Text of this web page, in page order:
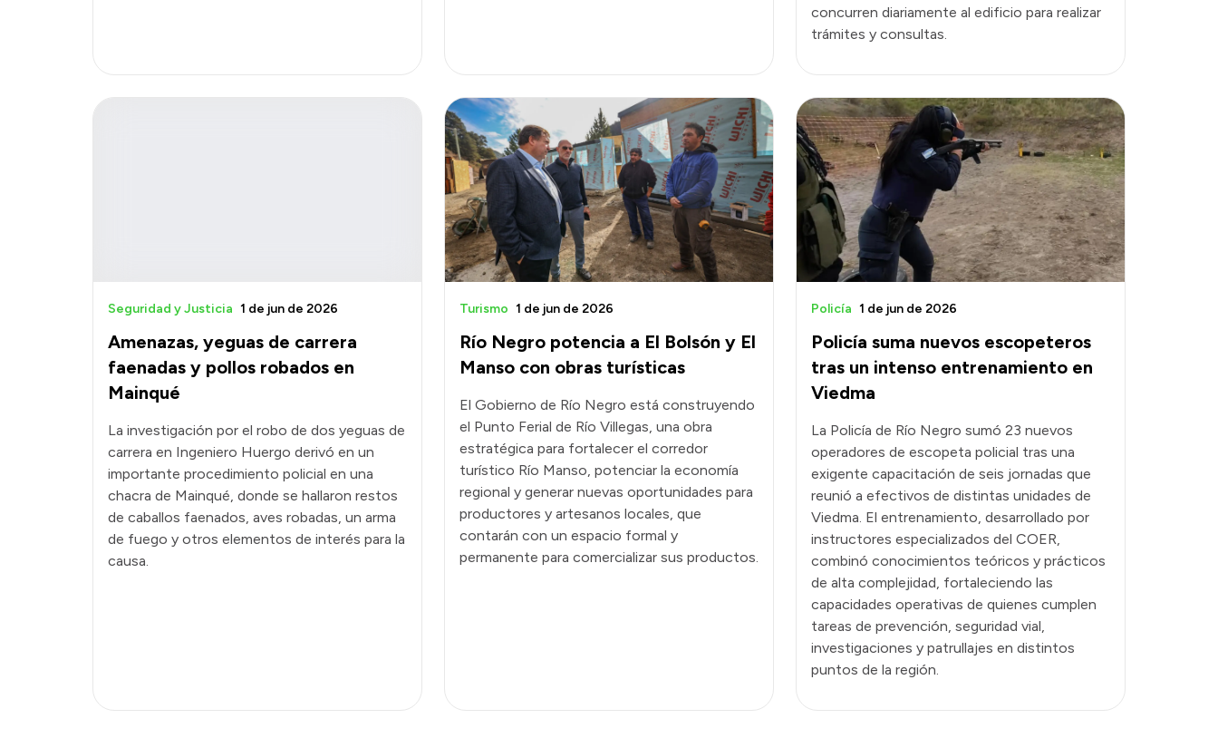
concurren diariamente al edificio para realizar
trámites y consultas.
Amenazas, yeguas de carrera
faenadas y pollos robados en
Mainqué
Seguridad y Justicia 1 de jun de 2026
La investigación por el robo de dos yeguas de
carrera en Ingeniero Huergo derivó en un
importante procedimiento policial en una
chacra de Mainqué, donde se hallaron restos
de caballos faenados, aves robadas, un arma
de fuego y otros elementos de interés para la
causa.
Río Negro potencia a El Bolsón y El
Manso con obras turísticas
Turismo 1 de jun de 2026
El Gobierno de Río Negro está construyendo
el Punto Ferial de Río Villegas, una obra
estratégica para fortalecer el corredor
turístico Río Manso, potenciar la economía
regional y generar nuevas oportunidades para
productores y artesanos locales, que
contarán con un espacio formal y
permanente para comercializar sus productos.
Policía suma nuevos escopeteros
tras un intenso entrenamiento en
Viedma
Policía 1 de jun de 2026
La Policía de Río Negro sumó 23 nuevos
operadores de escopeta policial tras una
exigente capacitación de seis jornadas que
reunió a efectivos de distintas unidades de
Viedma. El entrenamiento, desarrollado por
instructores especializados del COER,
combinó conocimientos teóricos y prácticos
de alta complejidad, fortaleciendo las
capacidades operativas de quienes cumplen
tareas de prevención, seguridad vial,
investigaciones y patrullajes en distintos
puntos de la región.